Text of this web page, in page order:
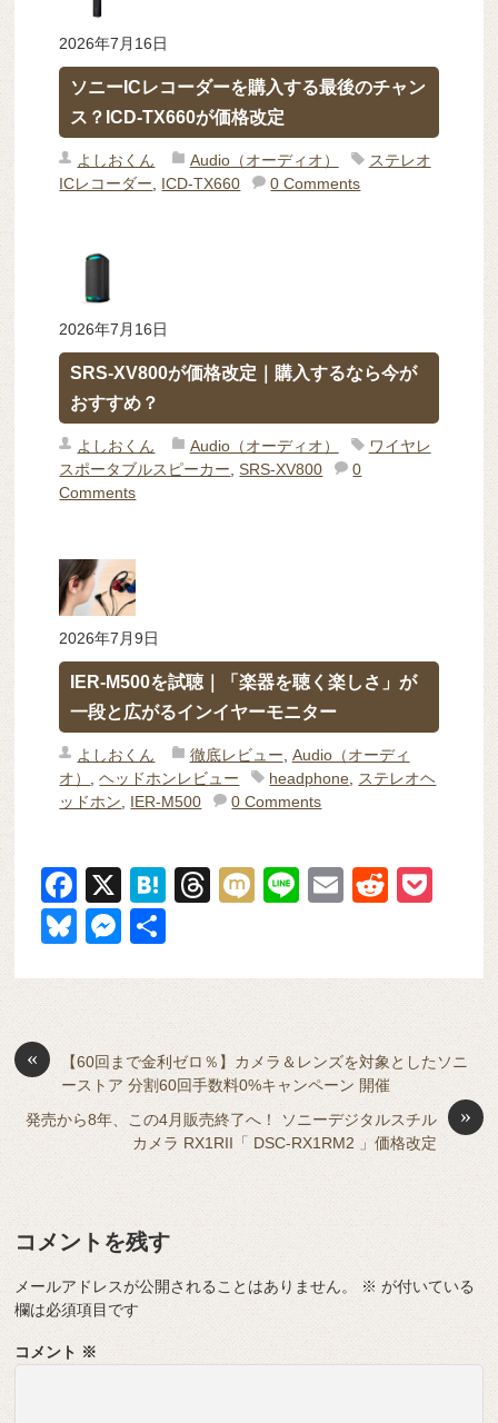
2026年7月16日
ソニーICレコーダーを購入する最後のチャン
ス？ICD-TX660が価格改定
よしおくん Audio（オーディオ）
ステレオ
ICレコーダー
ICD-TX660 0 Comments
2026年7月16日
SRS-XV800が価格改定｜購入するなら今が
おすすめ？
よしおくん Audio（オーディオ）
ワイヤレ
スポータブルスピーカー ,SRS-XV800
0
Comments
2026年7月9日
IER-M500を試聴｜「楽器を聴く楽しさ」が
一段と広がるインイヤーモニター
よしおくん 徹底レビュー Audio（オーディ
オ）
,ヘッドホンレビュー headphone
ステレオヘ
ッドホン
IER-M500 0 Comments
F
a
c
e
o
o
k
X
H
n
a
T
a
s
M
Li
E
R
di et
Bl
e
y
M
n
g
er
«
【60回まで金利ゼロ％】カメラ＆レンズを対象としたソニ
ーストア 分割60回手数料0%キャンペーン 開催
»
発売から8年、この4月販売終了へ！ ソニーデジタルスチル
カメラ RX1RII「 DSC-RX1RM2 」価格改定
コメントを残す
メールアドレスが公開されることはありません。 ※ が付いている
欄は必須項目です
コメント ※